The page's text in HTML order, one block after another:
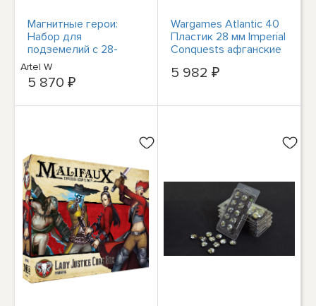
Магнитные герои:
Набор для
подземелий с 28-
миллиметровыми
фэнтезийными
миниатюрами
Artel W
5 870 ₽
Wargames Atlantic 40
Пластик 28 мм Imperial
Conquests афганские
5 982 ₽